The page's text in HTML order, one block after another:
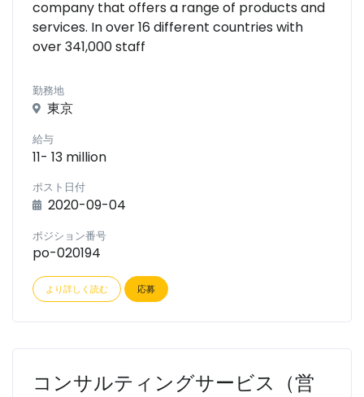
company that offers a range of products and
services. In over 16 different countries with
over 341,000 staff
勤務地
東京
給与
11- 13 million
ポスト日付
2020-09-04
ポジション番号
po-020194
より詳しく読む 応募
コンサルティングサービス（営